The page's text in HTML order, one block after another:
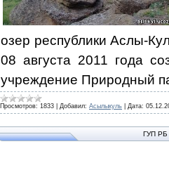
озер республики Аслы-
08 августа 2011 года
учреждение Природный
Просмотров: 1833 Добавил: Асылыкуль Дата:
ГУП РБ